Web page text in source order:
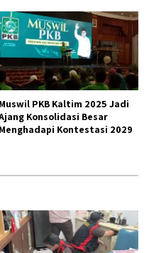
Muswil PKB Kaltim 2025 Jadi
Konsolidasi Besar
Menghadapi Kontestasi 2029